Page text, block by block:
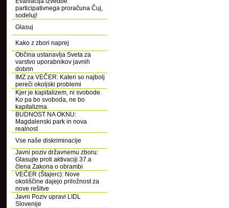
participativnega proračuna Čuj,
sodeluj!
Glasuj
Kako z zbori naprej
Občina ustanavlja Sveta za
varstvo uporabnikov javnih
dobrin
IMZ za VEČER: Kateri so najbolj
pereči okoljski problemi
Kjer je kapitalizem, ni svobode.
Ko pa bo svoboda, ne bo
kapitalizma.
BUDNOST NA OKNU:
Magdalenski park in nova
realnost
Vse naše diskriminacije
Javni poziv državnemu zboru:
Glasujte proti aktivaciji 37.a
člena Zakona o obrambi
VEČER (Štajerc): Nove
okoliščine dajejo priložnost za
nove rešitve
Javni Poziv upravi LIDL
Slovenije